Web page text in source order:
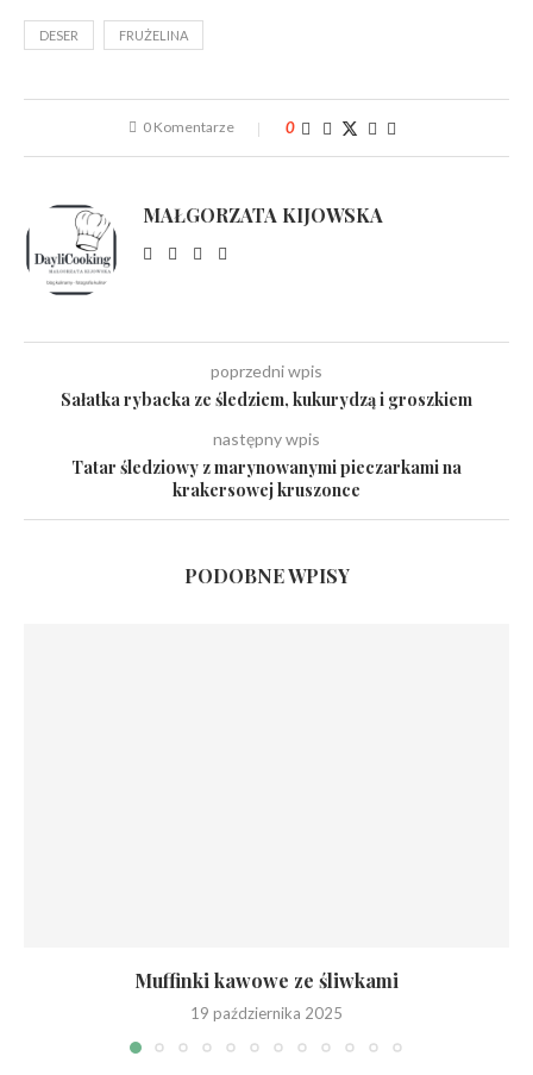
DESER FRUŻELINA
0 Komentarze 0
MAŁGORZATA KIJOWSKA
poprzedni wpis
Sałatka rybacka ze śledziem, kukurydzą i groszkiem
następny wpis
Tatar śledziowy z marynowanymi pieczarkami na
krakersowej kruszonce
PODOBNE WPISY
Muffinki kawowe ze śliwkami
19 października 2025